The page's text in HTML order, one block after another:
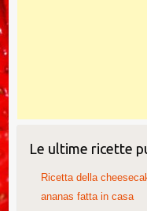
Le ultime ricette
Ricetta della
ananas fatta in casa